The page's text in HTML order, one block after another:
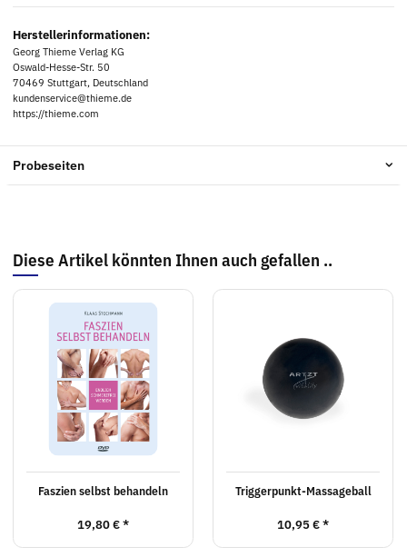
Herstellerinformationen:
Georg Thieme Verlag KG
Oswald-Hesse-Str. 50
70469 Stuttgart, Deutschland
kundenservice@thieme.de
https://thieme.com
Probeseiten
Diese Artikel könnten Ihnen auch gefallen ..
Faszien selbst behandeln
19,80 €*
Triggerpunkt-Massageball
10,95 €*